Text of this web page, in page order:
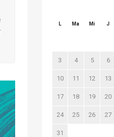
L Ma Mi J
3 4 5 6
10 11 12 13
17 18 19 20
24 25 26 27
31